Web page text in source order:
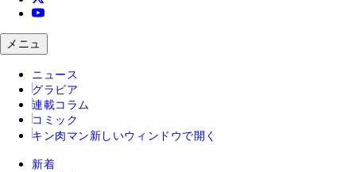
メニュ
ニュース
グラビア
連載コラム
コミック
キン肉マン 新しいウィンドウで開く
新着